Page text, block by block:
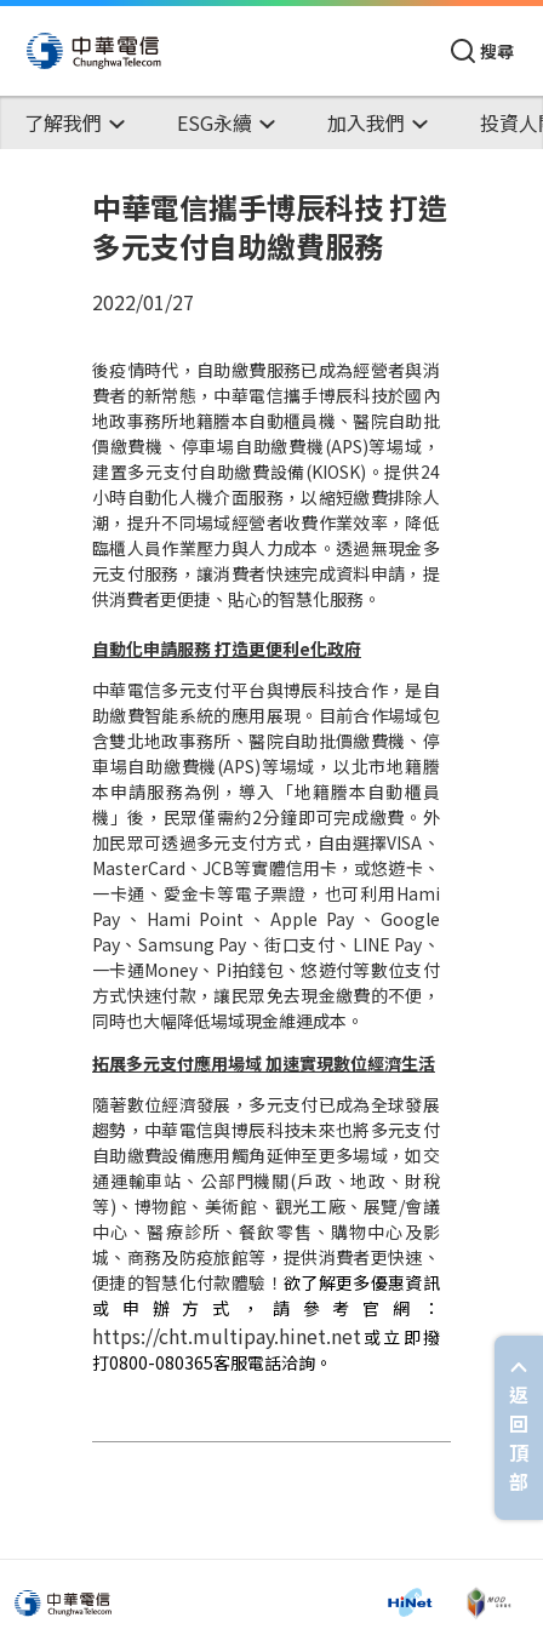
搜尋
了解我們 ESG永續 加入我們 投資
中華電信攜手博辰科技 打造
多元支付自助繳費服務
2022/01/27
後疫情時代，自助繳費服務已成為經營者與消
費者的新常態，中華電信攜手博辰科技於國內
地政事務所地籍謄本自動櫃員機、醫院自助批
價繳費機、停車場自助繳費機(APS)等場域，
建置多元支付自助繳費設備(KIOSK) 。提供24
小時自動化人機介面服務，以縮短繳費排除人
潮，提升不同場域經營者收費作業效率，降低
臨櫃人員作業壓力與人力成本。透過無現金多
元支付服務，讓消費者快速完成資料申請，提
供消費者更便捷、貼心的智慧化服務。
自動化申請服務打造更便利e化政府
中華電信多元支付平台與博辰科技合作，是自
助繳費智能系統的應用展現。目前合作場域包
含雙北地政事務所、醫院自助批價繳費機、停
車場自助繳費機(APS)等場域，以北市地籍謄
本申請服務為例，導入「地籍謄本自動櫃員
機」後，民眾僅需約2分鐘即可完成繳費。外
加民眾可透過多元支付方式，自由選擇VISA 、
MasterCard 、JCB等實體信用卡，或悠遊卡、
一卡通、愛金卡等電子票證，也可利用Hami
Pay 、 Hami Point 、 Apple Pay、 Google
Pay 、 Samsung Pay 、街口支付、 LINE Pay 、
一卡通Money 、 Pi拍錢包、悠遊付等數位支付
方式快速付款，讓民眾免去現金繳費的不便，
同時也大幅降低場域現金維運成本。
拓展多元支付應用場域加速實現數位經濟生活
隨著數位經濟發展，多元支付已成為全球發展
趨勢，中華電信與博辰科技未來也將多元支付
自助繳費設備應用觸角延伸至更多場域，如交
通運輸車站、公部門機關(戶政、地政、財稅
等) 、博物館、美術館、觀光工廠、展覽/會議
中心、醫療診所、餐飲零售、購物中心及影
城、商務及防疫旅館等，提供消費者更快速、
便捷的智慧化付款體驗！ 欲了解更多優惠資訊
或申辦方式，請參考官網：
https://cht.multipay.hinet.net或立即撥
打0800-080365客服電話洽詢。
返
回
頂
部